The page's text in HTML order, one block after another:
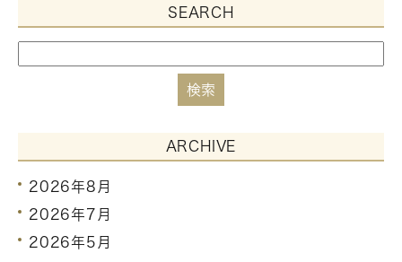
SEARCH
ARCHIVE
2026年8月
2026年7月
2026年5月